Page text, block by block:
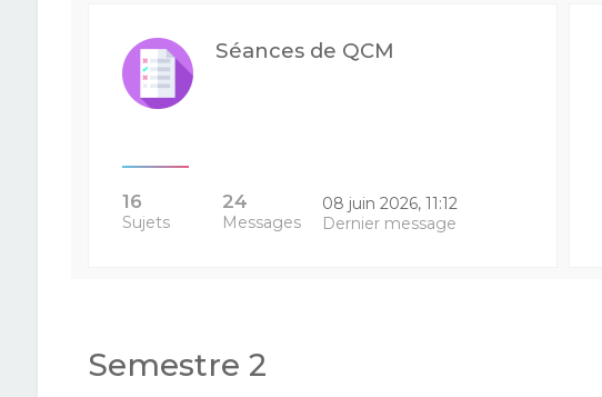
Séances de QCM
16
Sujets
24
Messages
08 juin 2026, 11:12
Dernier message
Semestre 2